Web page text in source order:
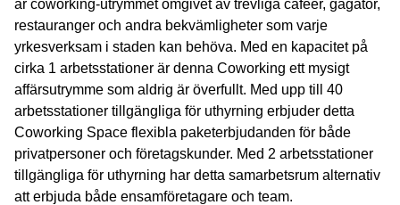
är coworking-utrymmet omgivet av trevliga caféer, gågator,
restauranger och andra bekvämligheter som varje
yrkesverksam i staden kan behöva. Med en kapacitet på
cirka 1 arbetsstationer är denna Coworking ett mysigt
affärsutrymme som aldrig är överfullt. Med upp till 40
arbetsstationer tillgängliga för uthyrning erbjuder detta
Coworking Space flexibla paketerbjudanden för både
privatpersoner och företagskunder. Med 2 arbetsstationer
tillgängliga för uthyrning har detta samarbetsrum alternativ
att erbjuda både ensamföretagare och team.